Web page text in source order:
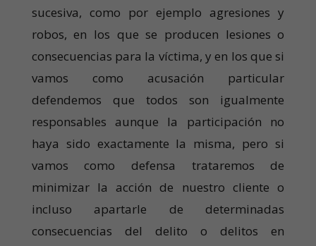
sucesiva, como por ejemplo agresiones y
robos, en los que se producen lesiones o
consecuencias para la víctima, y en los que si
vamos como acusación particular
defendemos que todos son igualmente
responsables aunque la participación no
haya sido exactamente la misma, pero si
vamos como defensa trataremos de
minimizar la acción de nuestro cliente o
incluso apartarle de determinadas
consecuencias del delito o delitos en